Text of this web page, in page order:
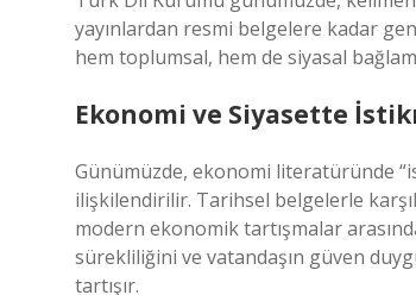
yayınlardan resmi belgelere kadar
hem toplumsal, hem de siyasal
Ekonomi ve Siyasette
Günümüzde, ekonomi literatüründe
ilişkilendirilir. Tarihsel belgelerle
modern ekonomik tartışmalar
sürekliliğini ve vatandaşın güven
tartışır.